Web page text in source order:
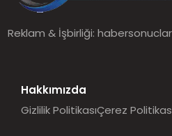
Reklam & İşbirliği:
Hakkımızda
Gizlilik PolitikasıÇerez